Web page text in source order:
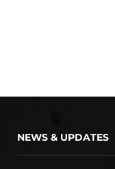
NEWS & UPDATES